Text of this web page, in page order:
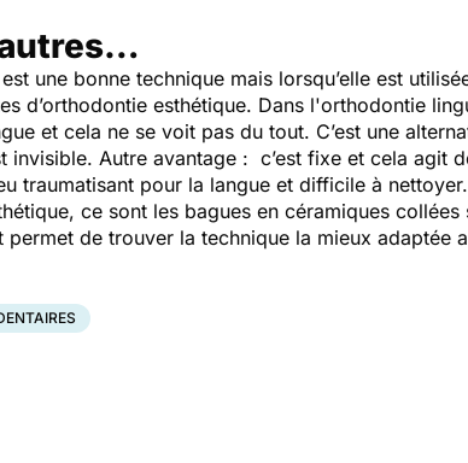
une bonne technique mais lorsqu’elle est
d’orthodontie esthétique. Dans l'orthodontie
et cela ne se voit pas du tout. C’est une
Autre avantage : c’est fixe et cela agit
traumatisant pour la langue et difficile à
ce sont les bagues en céramiques
de trouver la technique la mieux adaptée